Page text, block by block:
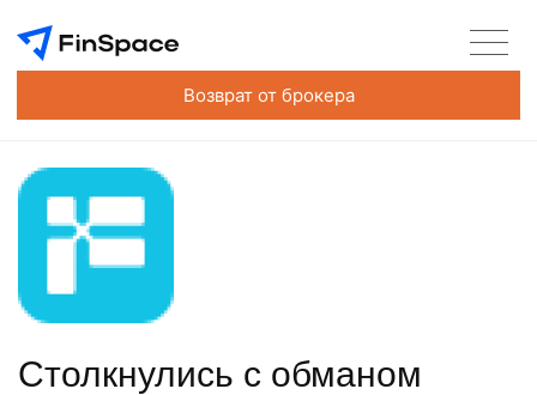
Возврат от брокера
Столкнулись с обманом